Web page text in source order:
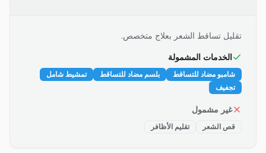
تقليل تساقط الشعر بعلاج متخصص.
الخدمات المشمولة
شامبو مضاد للتساقط بلسم مضاد للتساقط
تمشيط شامل
تجفيف
غير مشمول
قص الشعر تقليم الأظافر